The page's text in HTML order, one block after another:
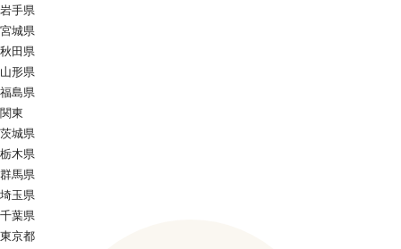
岩手県
宮城県
秋田県
山形県
福島県
関東
茨城県
栃木県
群馬県
埼玉県
千葉県
東京都